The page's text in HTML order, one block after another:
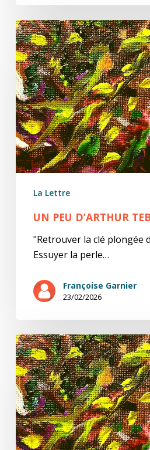
Un
peu
d’Arthur
Teboul
et
nous
La Lettre
UN PEU D’ARTHUR
"Retrouver la clé plongée
Essuyer la perle…
Françoise Garnier
23/02/2026
Un
peu
de
Roud…
et
nous…